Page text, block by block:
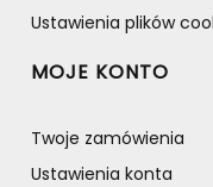
Ustawienia plików
MOJE KONTO
Twoje zamówienia
Ustawienia konta